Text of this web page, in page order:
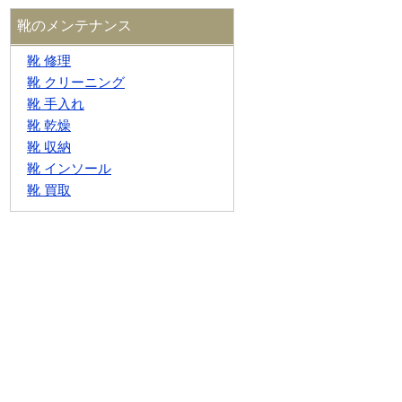
靴のメンテナンス
靴 修理
靴 クリーニング
靴 手入れ
靴 乾燥
靴 収納
靴 インソール
靴 買取